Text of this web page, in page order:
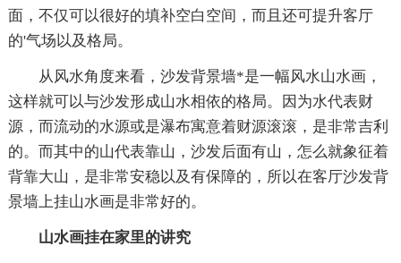
面，不仅可以很好的填补空白空间，而且还可提升客厅
的'气场以及格局。
从风水角度来看，沙发背景墙*是一幅风水山水画，
这样就可以与沙发形成山水相依的格局。因为水代表财
源，而流动的水源或是瀑布寓意着财源滚滚，是非常吉利
的。而其中的山代表靠山，沙发后面有山，怎么就象征着
背靠大山，是非常安稳以及有保障的，所以在客厅沙发背
景墙上挂山水画是非常好的。
山水画挂在家里的讲究